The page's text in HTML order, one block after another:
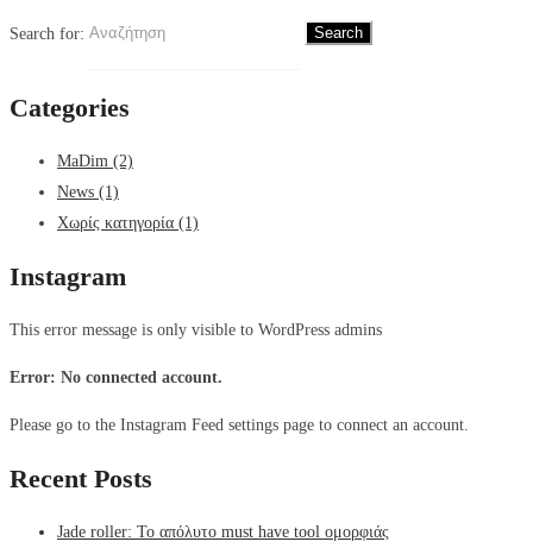
Search for:
Categories
MaDim (2)
News (1)
Χωρίς κατηγορία (1)
Instagram
This error message is only visible to WordPress admins
Error: No connected account.
Please go to the Instagram Feed settings page to connect an account.
Recent Posts
Jade roller: Το απόλυτο must have tool ομορφιάς